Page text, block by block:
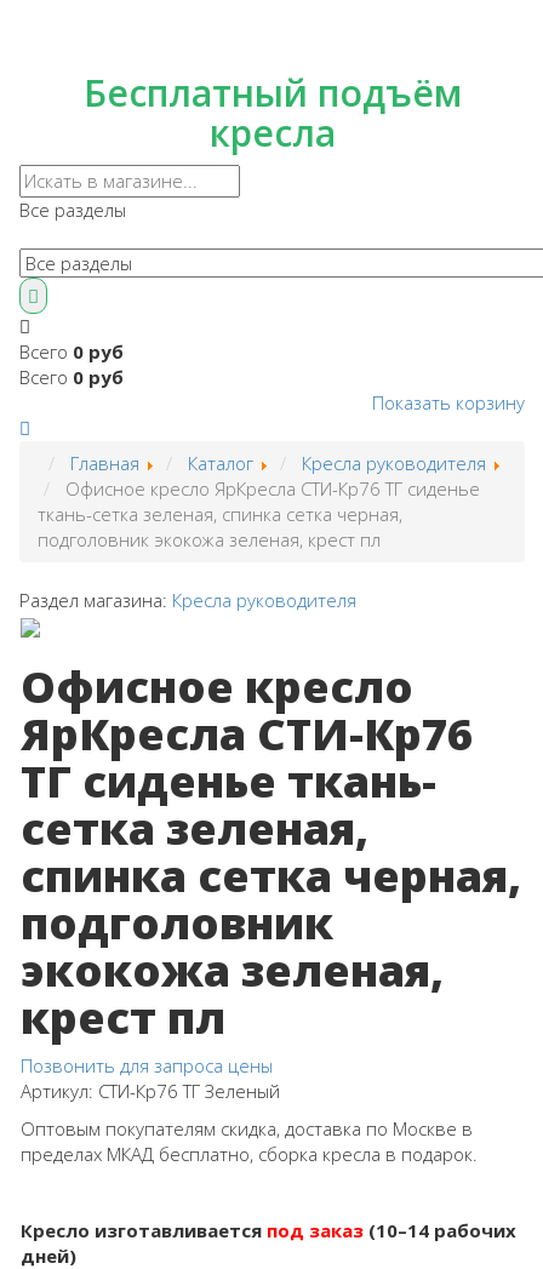
Бесплатный подъём
кресла
Все разделы
Всего 0 руб
Всего 0 руб
Показать корзину
Главная Каталог
Кресла руководителя
Офисное кресло ЯрКресла СТИ-Кр76 ТГ сиденье
ткань-сетка зеленая, спинка сетка черная,
подголовник экокожа зеленая, крест пл
Раздел магазина: Кресла руководителя
Офисное кресло
ЯрКресла СТИ-Кр76
ТГ сиденье ткань-
сетка зеленая,
спинка сетка черная,
подголовник
экокожа зеленая,
крест пл
Позвонить для запроса цены
Артикул: СТИ-Кр76 ТГ Зеленый
Оптовым покупателям скидка, доставка по Москве в
пределах МКАД бесплатно, сборка кресла в подарок.
Кресло изготавливается под заказ (10–14 рабочих
дней)